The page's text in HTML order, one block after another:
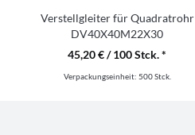
Verstellgleiter für Quadratrohr
DV40X40M22X30
45,20 € / 100 Stck. *
Verpackungseinheit: 500 Stck.